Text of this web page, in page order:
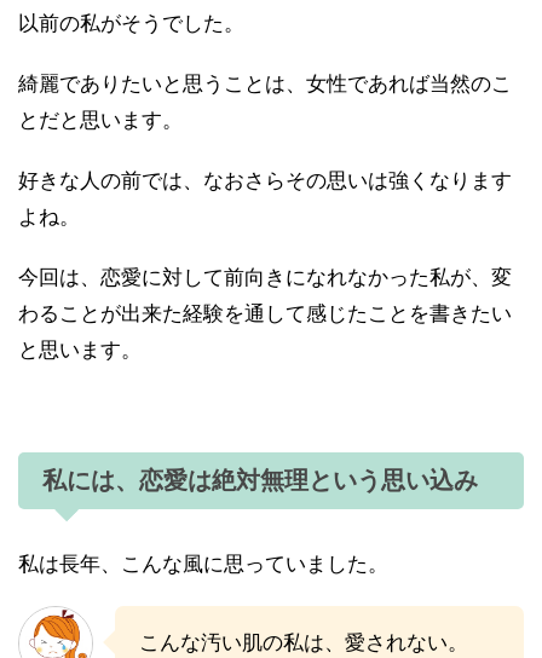
以前の私がそうでした。
綺麗でありたいと思うことは、女性であれば当然のこ
とだと思います。
好きな人の前では、なおさらその思いは強くなります
よね。
今回は、恋愛に対して前向きになれなかった私が、変
わることが出来た経験を通して感じたことを書きたい
と思います。
私には、恋愛は絶対無理という思い込み
私は長年、こんな風に思っていました。
こんな汚い肌の私は、愛されない。